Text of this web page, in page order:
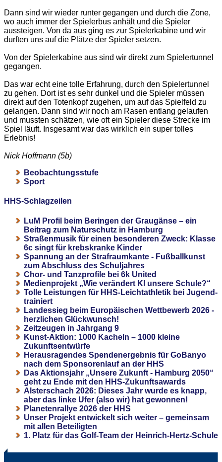
Dann sind wir wieder runter gegangen und durch die Zone,
wo auch immer der Spielerbus anhält und die Spieler
aussteigen. Von da aus ging es zur Spielerkabine und wir
durften uns auf die Plätze der Spieler setzen.
Von der Spielerkabine aus sind wir direkt zum Spielertunnel
gegangen.
Das war echt eine tolle Erfahrung, durch den Spielertunnel
zu gehen. Dort ist es sehr dunkel und die Spieler müssen
direkt auf den Totenkopf zugehen, um auf das Spielfeld zu
gelangen. Dann sind wir noch am Rasen entlang gelaufen
und mussten schätzen, wie oft ein Spieler diese Strecke im
Spiel läuft. Insgesamt war das wirklich ein super tolles
Erlebnis!
Nick Hoffmann (5b)
Beobachtungsstufe
Sport
HHS-Schlagzeilen
LuM Profil beim Beringen der Graugänse – ein
Beitrag zum Naturschutz in Hamburg
Straßenmusik für einen besonderen Zweck: Klasse
6c singt für krebskranke Kinder
Spannung an der Strafraumkante - Fußballkunst
zum Abschluss des Schuljahres
Chor- und Tanzprofile bei 6k United
Medienprojekt „Wie verändert KI unsere Schule?“
Tolle Leistungen für HHS-Leichtathletik bei Jugend-
trainiert
Landessieg beim Europäischen Wettbewerb 2026 -
herzlichen Glückwunsch!
Zeitzeugen in Jahrgang 9
Kunst-Aktion: 1000 Kacheln – 1000 kleine
Zukunftsentwürfe
Herausragendes Spendenergebnis für GoBanyo
nach dem Sponsorenlauf an der HHS
Das Aktionsjahr „Unsere Zukunft - Hamburg 2050“
geht zu Ende mit den HHS-Zukunftsawards
Alsterschach 2026: Dieses Jahr wurde es knapp,
aber das linke Ufer (also wir) hat gewonnen!
Planetenrallye 2026 der HHS
Unser Projekt entwickelt sich weiter – gemeinsam
mit allen Beteiligten
1. Platz für das Golf-Team der Heinrich-Hertz-Schule